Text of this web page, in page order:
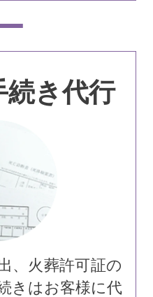
続き代行
、火葬許可証の
きはお客様に代